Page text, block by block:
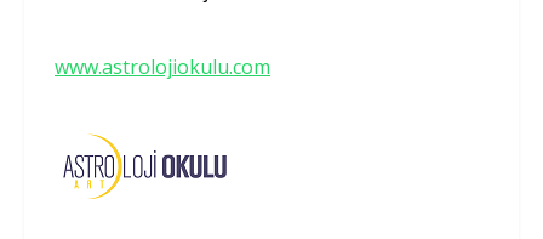
www.astrolojiokulu.com